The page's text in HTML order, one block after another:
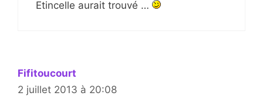
Etincelle aurait trouvé …
Fifitoucourt
2 juillet 2013 à 20:08